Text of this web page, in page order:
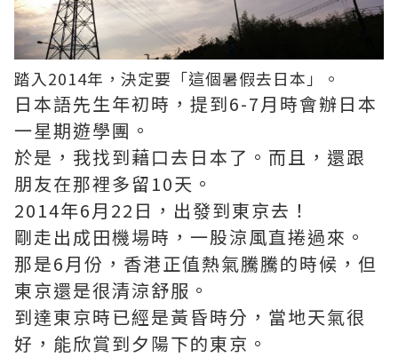
踏入2014年，決定要「這個暑假去日本」。
日本語先生年初時，提到6-7月時會辦日本
一星期遊學團。
於是，我找到藉口去日本了。而且，還跟
朋友在那裡多留10天。
2014年6月22日，出發到東京去！
剛走出成田機場時，一股涼風直捲過來。
那是6月份，香港正值熱氣騰騰的時候，但
東京還是很清涼舒服。
到達東京時已經是黃昏時分，當地天氣很
好，能欣賞到夕陽下的東京。